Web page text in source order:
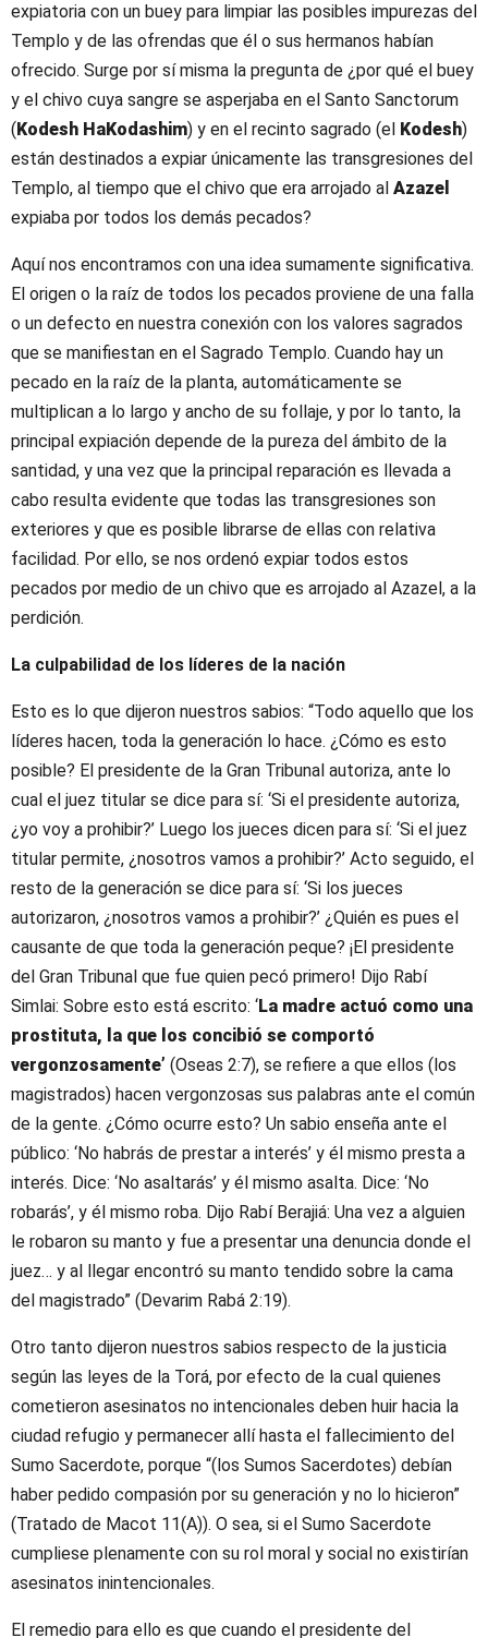
expiatoria con un buey para limpiar las posibles impurezas del
Templo y de las ofrendas que él o sus hermanos habían
ofrecido. Surge por sí misma la pregunta de ¿por qué el buey
y el chivo cuya sangre se asperjaba en el Santo Sanctorum
(Kodesh HaKodashim) y en el recinto sagrado (el Kodesh)
están destinados a expiar únicamente las transgresiones del
Templo, al tiempo que el chivo que era arrojado al Azazel
expiaba por todos los demás pecados?
Aquí nos encontramos con una idea sumamente significativa.
El origen o la raíz de todos los pecados proviene de una falla
o un defecto en nuestra conexión con los valores sagrados
que se manifiestan en el Sagrado Templo. Cuando hay un
pecado en la raíz de la planta, automáticamente se
multiplican a lo largo y ancho de su follaje, y por lo tanto, la
principal expiación depende de la pureza del ámbito de la
santidad, y una vez que la principal reparación es llevada a
cabo resulta evidente que todas las transgresiones son
exteriores y que es posible librarse de ellas con relativa
facilidad. Por ello, se nos ordenó expiar todos estos
pecados por medio de un chivo que es arrojado al Azazel, a la
perdición.
La culpabilidad de los líderes de la nación
Esto es lo que dijeron nuestros sabios: “Todo aquello que los
líderes hacen, toda la generación lo hace. ¿Cómo es esto
posible? El presidente de la Gran Tribunal autoriza, ante lo
cual el juez titular se dice para sí: ‘Si el presidente autoriza,
¿yo voy a prohibir?’ Luego los jueces dicen para sí: ‘Si el juez
titular permite, ¿nosotros vamos a prohibir?’ Acto seguido, el
resto de la generación se dice para sí: ‘Si los jueces
autorizaron, ¿nosotros vamos a prohibir?’ ¿Quién es pues el
causante de que toda la generación peque? ¡El presidente
del Gran Tribunal que fue quien pecó primero! Dijo Rabí
Simlai: Sobre esto está escrito: ‘La madre actuó como una
prostituta, la que los concibió se comportó
vergonzosamente’ (Oseas 2:7), se refiere a que ellos (los
magistrados) hacen vergonzosas sus palabras ante el común
de la gente. ¿Cómo ocurre esto? Un sabio enseña ante el
público: ‘No habrás de prestar a interés’ y él mismo presta a
interés. Dice: ‘No asaltarás’ y él mismo asalta. Dice: ‘No
robarás’, y él mismo roba. Dijo Rabí Berajiá: Una vez a alguien
le robaron su manto y fue a presentar una denuncia donde el
juez… y al llegar encontró su manto tendido sobre la cama
del magistrado” (Devarim Rabá 2:19).
Otro tanto dijeron nuestros sabios respecto de la justicia
según las leyes de la Torá, por efecto de la cual quienes
cometieron asesinatos no intencionales deben huir hacia la
ciudad refugio y permanecer allí hasta el fallecimiento del
Sumo Sacerdote, porque “(los Sumos Sacerdotes) debían
haber pedido compasión por su generación y no lo hicieron”
(Tratado de Macot 11(A)). O sea, si el Sumo Sacerdote
cumpliese plenamente con su rol moral y social no existirían
asesinatos inintencionales.
El remedio para ello es que cuando el presidente del